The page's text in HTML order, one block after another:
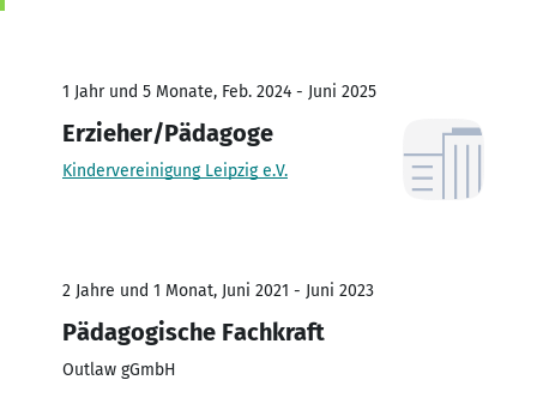
1 Jahr und 5 Monate, Feb. 2024 - Juni 2025
Erzieher/Pädagoge
Kindervereinigung Leipzig e.V.
2 Jahre und 1 Monat, Juni 2021 - Juni 2023
Pädagogische Fachkraft
Outlaw gGmbH